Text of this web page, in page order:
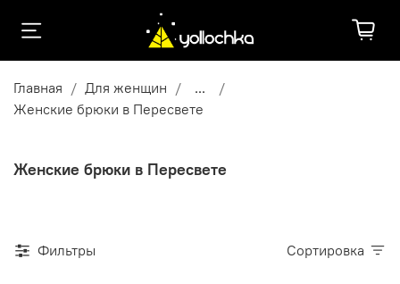
Главная Для женщин
...
Женские брюки в Пересвете
Женские брюки в Пересвете
Фильтры Сортировка